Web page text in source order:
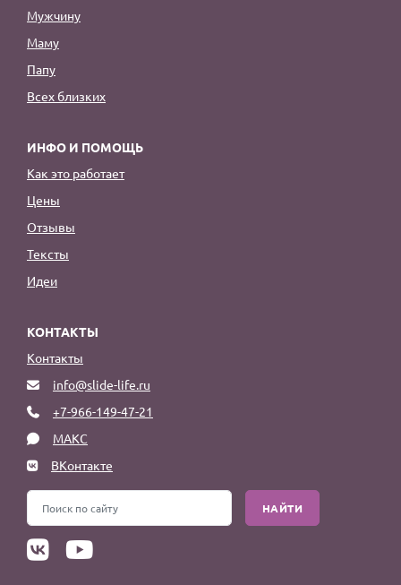
Мужчину
Маму
Папу
Всех близких
ИНФО И ПОМОЩЬ
Как это работает
Цены
Отзывы
Тексты
Идеи
КОНТАКТЫ
Контакты
info@slide-life.ru
+7-966-149-47-21
МАКС
ВКонтакте
НАЙТИ